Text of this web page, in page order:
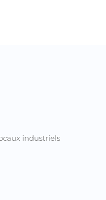
industriels